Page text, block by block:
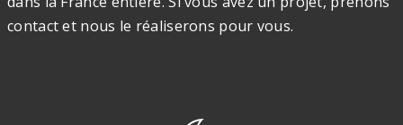
contact et nous le réaliserons pour vous.